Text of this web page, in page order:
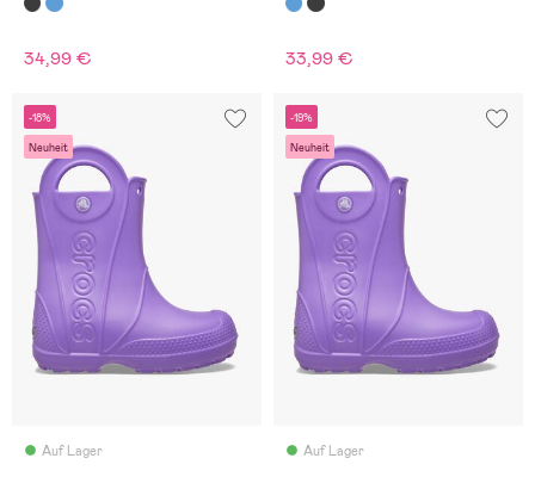
34,99 € 33,99 €
-18%
Neuheit
Auf Lager
-19%
Neuheit
Auf Lager